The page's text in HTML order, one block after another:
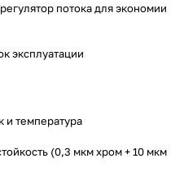
потока для экономии
эксплуатации
и температура
(0,3 мкм хром + 10 мкм